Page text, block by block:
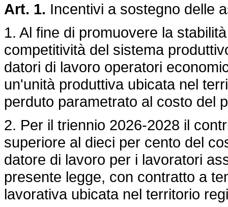
Art. 1. Incentivi a sostegno delle
1. Al fine di promuovere la
competitività del sistema
datori di lavoro operatori
un'unità produttiva ubicata nel
perduto parametrato al costo del
2. Per il triennio 2026-2028 il
superiore al dieci per cento del
datore di lavoro per i lavoratori
presente legge, con contratto a
lavorativa ubicata nel territorio